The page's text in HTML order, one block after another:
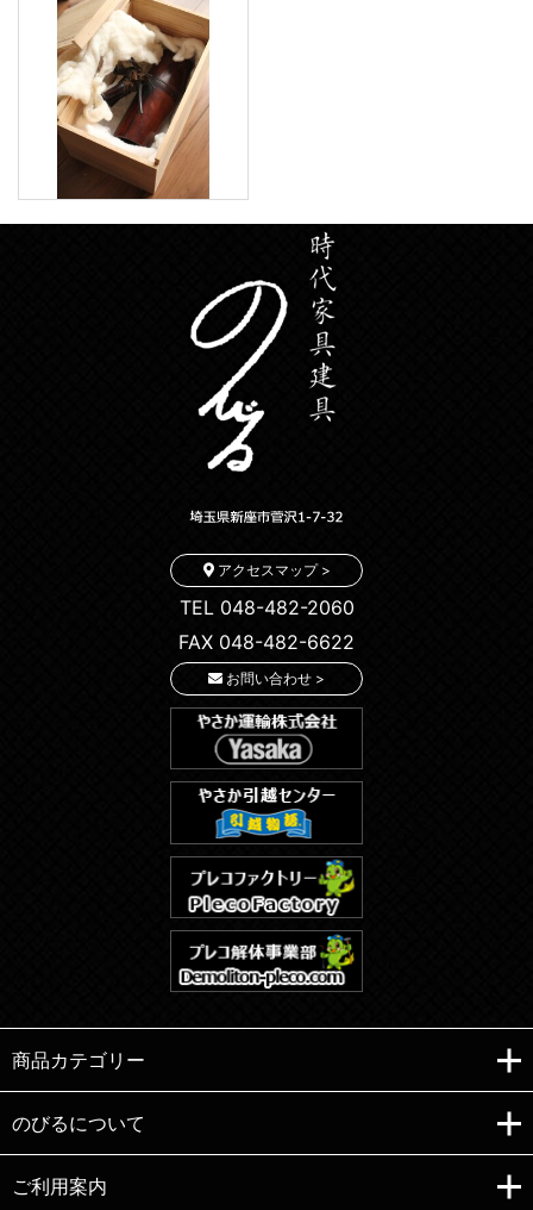
アクセスマップ >
TEL 048-482-2060
FAX 048-482-6622
お問い合わせ >
商品カテゴリー
のびるについて
ご利用案内